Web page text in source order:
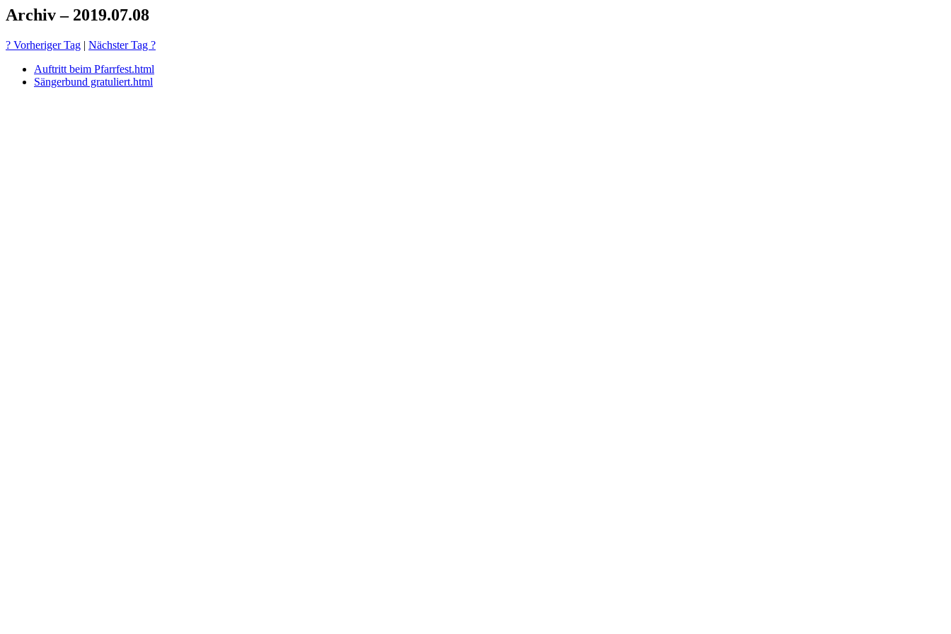
Archiv – 2019.07.08
? Vorheriger Tag | Nächster Tag ?
Auftritt beim Pfarrfest.html
Sängerbund gratuliert.html